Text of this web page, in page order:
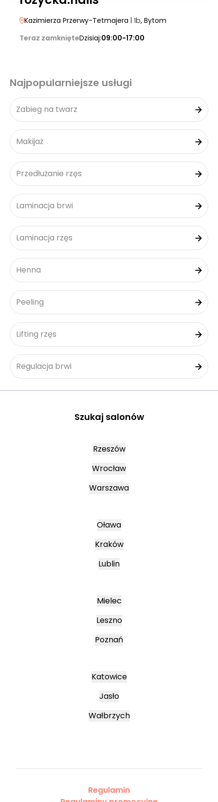
Kazimierza Przerwy-Tetmajera | 1b, Bytom
Teraz zamknięteDzisiaj:09:00-17:00
Najpopularniejsze usługi
Zabieg na twarz
Makijaż
Przedłużanie rzęs
Laminacja brwi
Laminacja rzęs
Henna
Peeling
Lifting rzęs
Regulacja brwi
Szukaj salonów
Rzeszów
Wrocław
Warszawa
Oława
Kraków
Lublin
Mielec
Leszno
Poznań
Katowice
Jasło
Wałbrzych
Regulamin